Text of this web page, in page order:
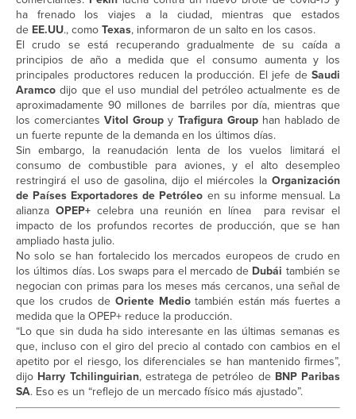
ha frenado los viajes a la ciudad, mientras que estados
de EE.UU., comoTexas, informaron de un salto en los casos.
El crudo se está recuperando gradualmente de su caída a
principios de año a medida que el consumo aumenta y los
principales productores reducen la producción. El jefe de Saudi
Aramco dijo que el uso mundial del petróleo actualmente es de
aproximadamente 90 millones de barriles por día, mientras que
los comerciantesVitol Group y Trafigura Grouphan hablado de
un fuerte repunte de la demanda en los últimos días.
Sin embargo, la reanudación lenta de los vuelos limitará el
consumo de combustible para aviones, y el alto desempleo
restringirá el uso de gasolina, dijo el miércoles la Organización
de Países Exportadores de Petróleo en su informe mensual. La
alianza OPEP+ celebra una reunión en línea para revisar el
impacto de los profundos recortes de producción, que se han
ampliado hasta julio.
No solo se han fortalecido los mercados europeos de crudo en
los últimos días. Los swaps para el mercado de Dubái también se
negocian con primas para los meses más cercanos, una señal de
que los crudos de Oriente Mediotambién están más fuertes a
medida que la OPEP+ reduce la producción.
“Lo que sin duda ha sido interesante en las últimas semanas es
que, incluso con el giro del precio al contado con cambios en el
apetito por el riesgo, los diferenciales se han mantenido firmes”,
dijo Harry Tchilinguirian, estratega de petróleo de BNP Paribas
SA. Eso es un “reflejo de un mercado físico más ajustado”.